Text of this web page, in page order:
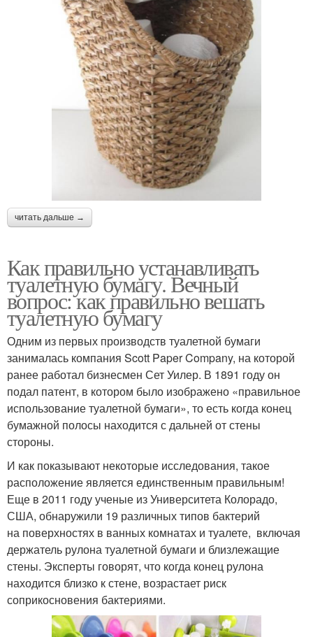
читать дальше →
Как правильно устанавливать
туалетную бумагу. Вечный
вопрос: как правильно вешать
туалетную бумагу
Одним из первых производств туалетной бумаги
занималась компания Scott Paper Company, на которой
ранее работал бизнесмен Сет Уилер. В 1891 году он
подал патент, в котором было изображено «правильное
использование туалетной бумаги», то есть когда конец
бумажной полосы находится с дальней от стены
стороны.
И как показывают некоторые исследования, такое
расположение является единственным правильным!
Еще в 2011 году ученые из Университета Колорадо,
США, обнаружили 19 различных типов бактерий
на поверхностях в ванных комнатах и туалете, включая
держатель рулона туалетной бумаги и близлежащие
стены. Эксперты говорят, что когда конец рулона
находится близко к стене, возрастает риск
соприкосновения бактериями.